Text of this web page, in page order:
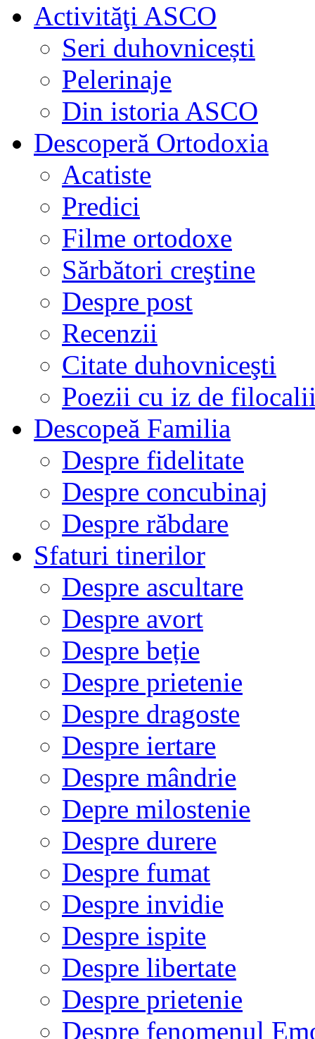
Activităţi ASCO
Seri duhovnicești
Pelerinaje
Din istoria ASCO
Descoperă Ortodoxia
Acatiste
Predici
Filme ortodoxe
Sărbători creştine
Despre post
Recenzii
Citate duhovniceşti
Poezii cu iz de
Descopeă Familia
Despre fidelitate
Despre concubinaj
Despre răbdare
Sfaturi tinerilor
Despre ascultare
Despre avort
Despre beție
Despre prietenie
Despre dragoste
Despre iertare
Despre mândrie
Depre milostenie
Despre durere
Despre fumat
Despre invidie
Despre ispite
Despre libertate
Despre prietenie
Despre fenomenul